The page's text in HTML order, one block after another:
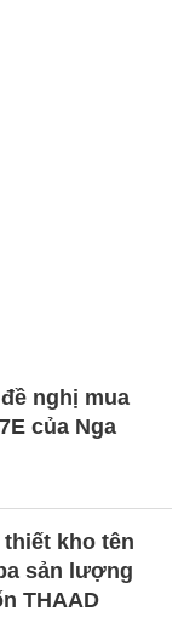
nghị mua
của Nga
kho tên
sản lượng
THAAD